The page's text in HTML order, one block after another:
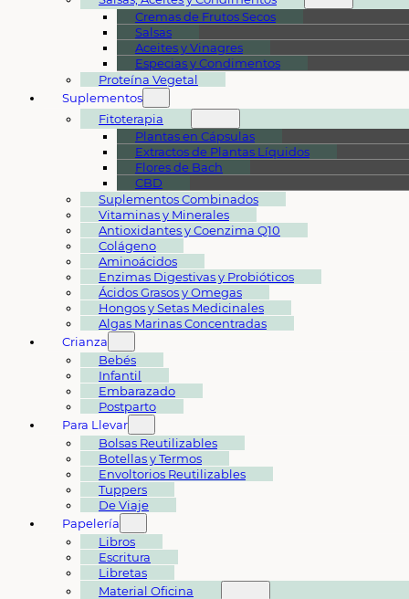
Cremas de Frutos Secos
Salsas
Aceites y Vinagres
Especias y Condimentos
Proteína Vegetal
Suplementos
Fitoterapia
Plantas en Cápsulas
Extractos de Plantas Líquidos
Flores de Bach
CBD
Suplementos Combinados
Vitaminas y Minerales
Antioxidantes y Coenzima Q10
Colágeno
Aminoácidos
Enzimas Digestivas y Probióticos
Ácidos Grasos y Omegas
Hongos y Setas Medicinales
Algas Marinas Concentradas
Crianza
Bebés
Infantil
Embarazado
Postparto
Para Llevar
Bolsas Reutilizables
Botellas y Termos
Envoltorios Reutilizables
Tuppers
De Viaje
Papelería
Libros
Escritura
Libretas
Material Oficina